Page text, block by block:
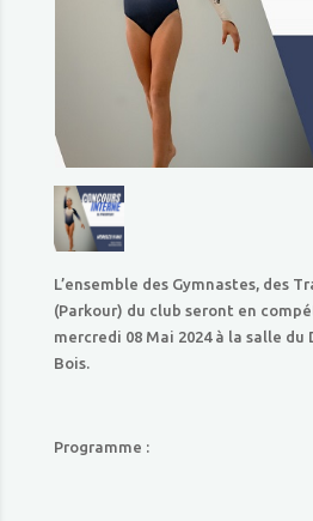
L’ensemble des Gymnastes, des
(Parkour) du club seront en
mercredi 08 Mai 2024 à la salle du
Bois.
Programme :